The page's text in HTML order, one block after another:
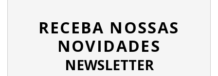
RECEBA NOSSAS
NOVIDADES
NEWSLETTER